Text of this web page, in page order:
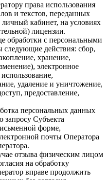
права использования
и текстов, переданных
личный кабинет, на условиях
лицензии.
обработки с персональными
действия: сбор,
хранение,
электронное
удаление и уничтожение,
предоставление,
персональных данных
запросу Субъекта
форме,
почты Оператора
отзыва физическим лицом
на обработку
вправе продолжить